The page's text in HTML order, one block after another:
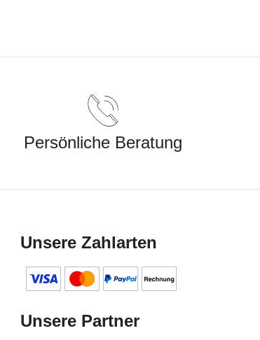
Persönliche Beratung
Unsere Zahlarten
Unsere Partner